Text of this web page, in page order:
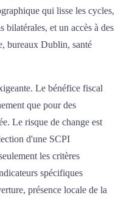
qui lisse les cycles,
bilatérales, et un accès à des
bureaux Dublin, santé
Le bénéfice fiscal
que pour des
Le risque de change est
d'une SCPI
les critères
spécifiques
présence locale de la